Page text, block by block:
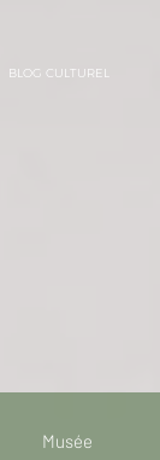
BLOG CULTUREL
Musée